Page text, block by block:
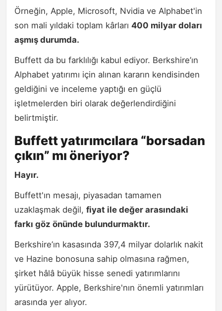
Örneğin, Apple, Microsoft, Nvidia ve Alphabet'in
son mali yıldaki toplam kârları 400 milyar doları
aşmış durumda.
Buffett da bu farklılığı kabul ediyor. Berkshire’ın
Alphabet yatırımı için alınan kararın kendisinden
geldiğini ve inceleme yaptığı en güçlü
işletmelerden biri olarak değerlendirdiğini
belirtmiştir.
Buffett yatırımcılara “borsadan
çıkın” mı öneriyor?
Hayır.
Buffett'ın mesajı, piyasadan tamamen
uzaklaşmak değil, fiyat ile değer arasındaki
farkı göz önünde bulundurmaktır.
Berkshire’ın kasasında 397,4 milyar dolarlık nakit
ve Hazine bonosuna sahip olmasına rağmen,
şirket hâlâ büyük hisse senedi yatırımlarını
yürütüyor. Apple, Berkshire'nın önemli yatırımları
arasında yer alıyor.